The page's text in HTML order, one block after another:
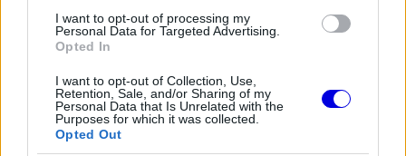
I want to opt-out of processing my
Personal Data for Targeted Advertising.
Opted In
I want to opt-out of Collection, Use,
Retention, Sale, and/or Sharing of my
Personal Data that Is Unrelated with the
Purposes for which it was collected.
Opted Out
modal
window.
is not supported.